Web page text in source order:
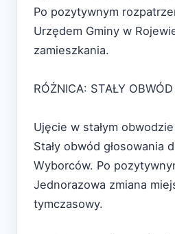
Po pozytywnym
Urzędem Gminy w
zamieszkania.
RÓŻNICA: STAŁY
Ujęcie w stałym
Stały obwód
Wyborców. Po
Jednorazowa zmiana
tymczasowy.